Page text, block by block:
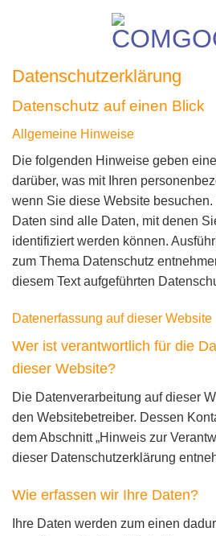
Datenschutz­erklärung
Datenschutz auf einen Blick
Allgemeine Hinweise
Die folgenden Hinweise geben
darüber, was mit Ihren
wenn Sie diese Website
Daten sind alle Daten, mit denen
identifiziert werden können.
zum Thema Datenschutz
diesem Text aufgeführten
Datenerfassung auf dieser Website
Wer ist verantwortlich für die
dieser Website?
Die Datenverarbeitung auf dieser
den Websitebetreiber. Dessen
dem Abschnitt „Hinweis zur
dieser Datenschutzerklärung
Wie erfassen wir Ihre Daten?
Ihre Daten werden zum einen